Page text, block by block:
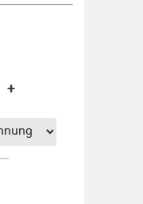
+